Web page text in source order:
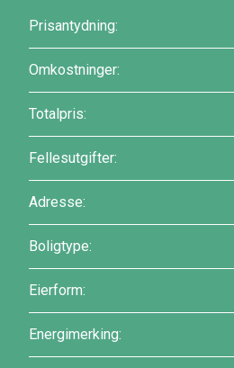
Prisantydning:
Omkostninger:
Totalpris:
Fellesutgifter:
Adresse:
Boligtype:
Eierform:
Energimerking: